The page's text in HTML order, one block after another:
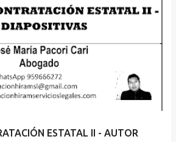
ESTATAL II - AUTOR